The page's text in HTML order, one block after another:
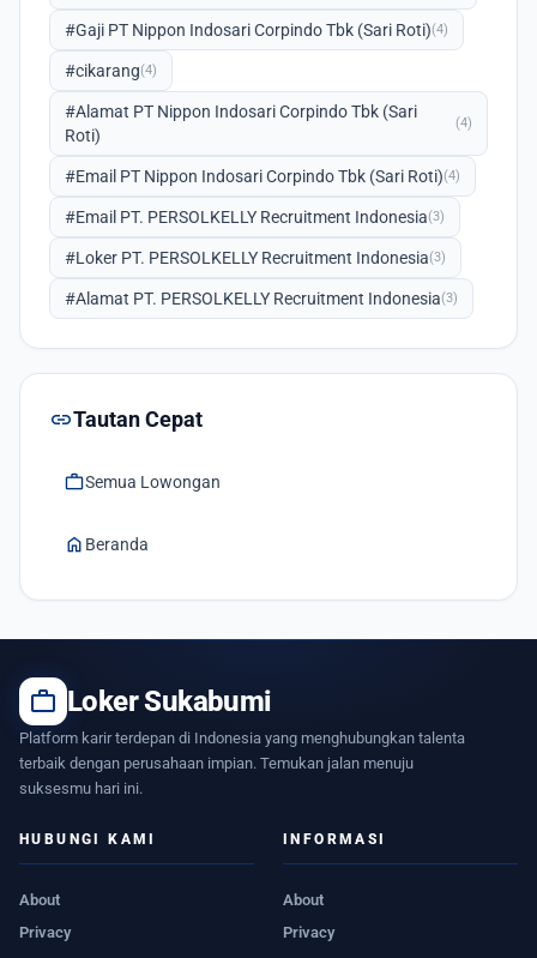
#Gaji PT Nippon Indosari Corpindo Tbk (Sari Roti)(4)
#cikarang(4)
#Alamat PT Nippon Indosari Corpindo Tbk (Sari
Roti)
(4)
#Email PT Nippon Indosari Corpindo Tbk (Sari Roti)(4)
#Email PT. PERSOLKELLY Recruitment Indonesia(3)
#Loker PT. PERSOLKELLY Recruitment Indonesia(3)
#Alamat PT. PERSOLKELLY Recruitment Indonesia(3)
linkTautan Cepat
workSemua Lowongan
home Beranda
work Loker Sukabumi
Platform karir terdepan di Indonesia yang menghubungkan talenta
terbaik dengan perusahaan impian. Temukan jalan menuju
suksesmu hari ini.
HUBUNGI KAMI
About
Privacy
INFORMASI
About
Privacy